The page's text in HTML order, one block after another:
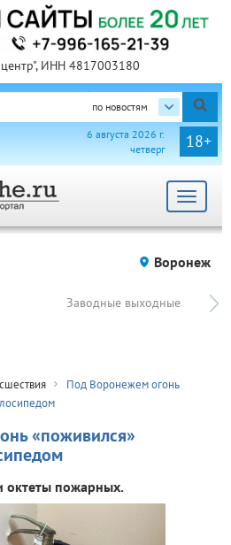
ИНН 4817003180
по новостям
18+
6 августа 2026 г.
четверг
Toggle
Воронеж
Заводные выходные
Под Воронежем огонь
«поживился»
октеты пожарных.